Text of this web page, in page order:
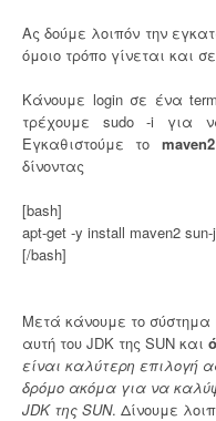
Ας δούμε λοιπόν την
όμοιο τρόπο γίνεται και
Κάνουμε login σε ένα
τρέχουμε sudo -i για
Εγκαθιστούμε το maven2
δίνοντας
[bash]
apt-get -y install maven2
[/bash]
Μετά κάνουμε το
αυτή του JDK της SUN και
είναι καλύτερη επιλογή
δρόμο ακόμα για να
JDK της SUN. Δίνουμε